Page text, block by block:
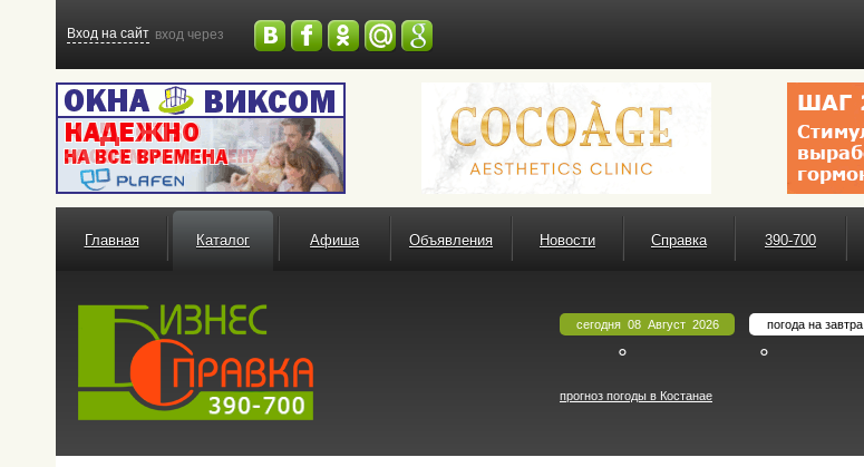
Вход на сайт вход через
Главная Каталог Афиша Объявления Новости Справка 390-700
сегодня 08 Август 2026
°
погода на завтра
°
прогноз погоды в Костанае